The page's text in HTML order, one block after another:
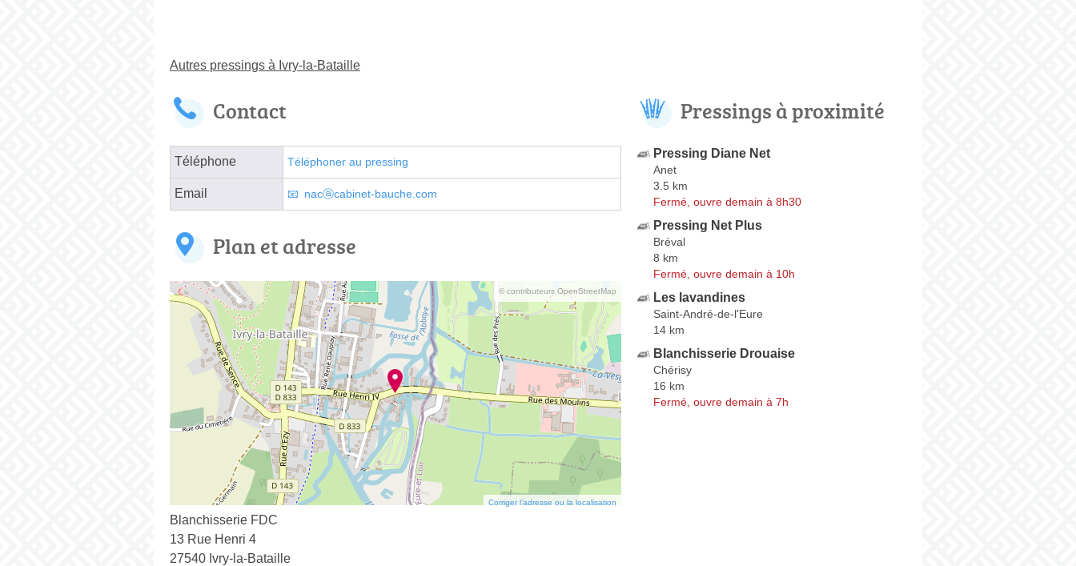
Autres pressings à Ivry-la-Bataille
Contact
Téléphone Téléphoner au pressing
Email nacⓐcabinet-bauche.com
Plan et adresse
© contributeurs OpenStreetMap
Corriger l’adresse ou la localisation
Blanchisserie FDC
13 Rue Henri 4
27540 Ivry-la-Bataille
Pressings à proximité
Pressing Diane Net
Anet
3.5 km
Fermé, ouvre demain à 8h30
Pressing Net Plus
Bréval
8 km
Fermé, ouvre demain à 10h
Les lavandines
Saint-André-de-l'Eure
14 km
Blanchisserie Drouaise
Chérisy
16 km
Fermé, ouvre demain à 7h